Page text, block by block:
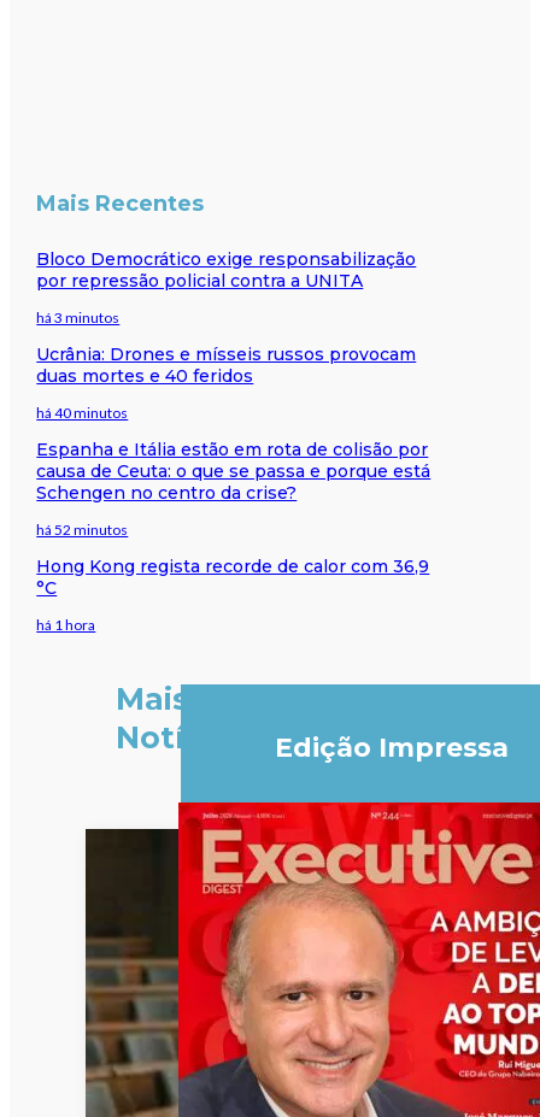
Mais Recentes
Bloco Democrático exige responsabilização
por repressão policial contra a UNITA
há 3 minutos
Ucrânia: Drones e mísseis russos provocam
duas mortes e 40 feridos
há 40 minutos
Espanha e Itália estão em rota de colisão por
causa de Ceuta: o que se passa e porque está
Schengen no centro da crise?
há 52 minutos
Hong Kong regista recorde de calor com 36,9
°C
há 1 hora
Mais
Notícias
Edição Impressa